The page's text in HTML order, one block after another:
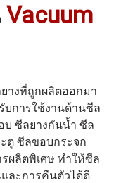
Vacuum
ยางที่ถูกผลิตออกมา
บการใช้งานด้านซีล
บ ซีลยางกันน้ำ ซีล
ตู ซีลขอบกระจก
ผลิตพิเศษ ทำให้ซีล
และการคืนตัวได้ดี